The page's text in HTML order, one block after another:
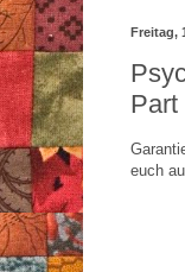
Freitag,
Part
euch